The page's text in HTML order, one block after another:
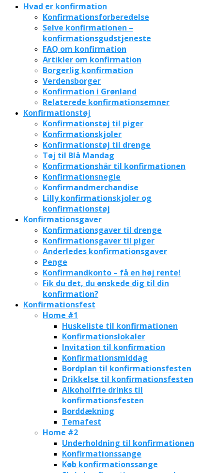
Hvad er konfirmation
Konfirmationsforberedelse
Selve konfirmationen –
konfirmationsgudstjeneste
FAQ om konfirmation
Artikler om konfirmation
Borgerlig konfirmation
Verdensborger
Konfirmation i Grønland
Relaterede konfirmationsemner
Konfirmationstøj
Konfirmationstøj til piger
Konfirmationskjoler
Konfirmationstøj til drenge
Tøj til Blå Mandag
Konfirmationshår til konfirmationen
Konfirmationsnegle
Konfirmandmerchandise
Lilly konfirmationskjoler og
konfirmationstøj
Konfirmationsgaver
Konfirmationsgaver til drenge
Konfirmationsgaver til piger
Anderledes konfirmationsgaver
Penge
Konfirmandkonto – få en høj rente!
Fik du det, du ønskede dig til din
konfirmation?
Konfirmationsfest
Home #1
Huskeliste til konfirmationen
Konfirmationslokaler
Invitation til konfirmation
Konfirmationsmiddag
Bordplan til konfirmationsfesten
Drikkelse til konfirmationsfesten
Alkoholfrie drinks til
konfirmationsfesten
Borddækning
Temafest
Home #2
Underholdning til konfirmationen
Konfirmationssange
Køb konfirmationssange